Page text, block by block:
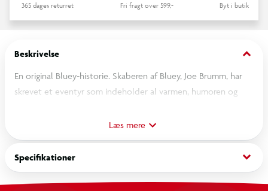
365 dages returret Fri fragt over 599,- Byt i butik
Beskrivelse keyboard_arrow_down
En original Bluey-historie. Skaberen af Bluey, Joe Brumm, har
skrevet et eventyr som indeholder al varmen, humoren og
Illustrerede, håndtegnede verdener
Udforsk ni farverige håndtegnede verdener – fra gyldne
sandstrande og sneklædte bjerge, til Australiens ikoniske
outbacklandskaber og mere til.
Læs mere
Specifikationer keyboard_arrow_down